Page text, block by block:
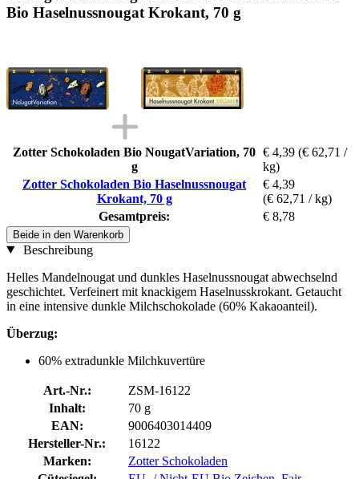
Bio Haselnussnougat Krokant, 70 g
Zotter Schokoladen Bio NougatVariation, 70
g
€ 4,39 (€ 62,71 /
kg)
Zotter Schokoladen Bio Haselnussnougat
Krokant, 70 g
€ 4,39
(€ 62,71 / kg)
Gesamtpreis:
€ 8,78
Beide in den Warenkorb
Beschreibung
Helles Mandelnougat und dunkles Haselnussnougat abwechselnd
geschichtet. Verfeinert mit knackigem Haselnusskrokant. Getaucht
in eine intensive dunkle Milchschokolade (60% Kakaoanteil).
Überzug:
60% extradunkle Milchkuvertüre
Art.-Nr.:
ZSM-16122
Inhalt:
70 g
EAN:
9006403014409
Hersteller-Nr.:
16122
Marken:
Zotter Schokoladen